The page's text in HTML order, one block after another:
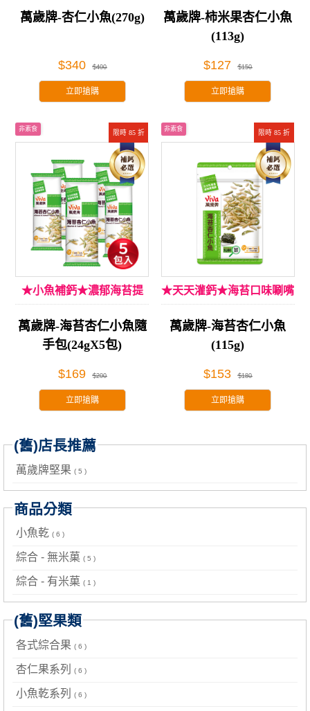
萬歲牌-杏仁小魚(270g)
$340 $400
立即搶購
萬歲牌-柿米果杏仁小魚
(113g)
$127 $150
立即搶購
限時 85 折
非素食
★小魚補鈣★濃郁海苔提
味!
萬歲牌-海苔杏仁小魚隨
手包(24gX5包)
$169 $200
立即搶購
限時 85 折
非素食
★天天灌鈣★海苔口味唰嘴
萬歲牌-海苔杏仁小魚
(115g)
$153 $180
立即搶購
(舊)店長推薦
萬歲牌堅果 ( 5 )
商品分類
小魚乾 ( 6 )
綜合 - 無米菓 ( 5 )
綜合 - 有米菓 ( 1 )
(舊)堅果類
各式綜合果 ( 6 )
杏仁果系列 ( 6 )
小魚乾系列 ( 6 )